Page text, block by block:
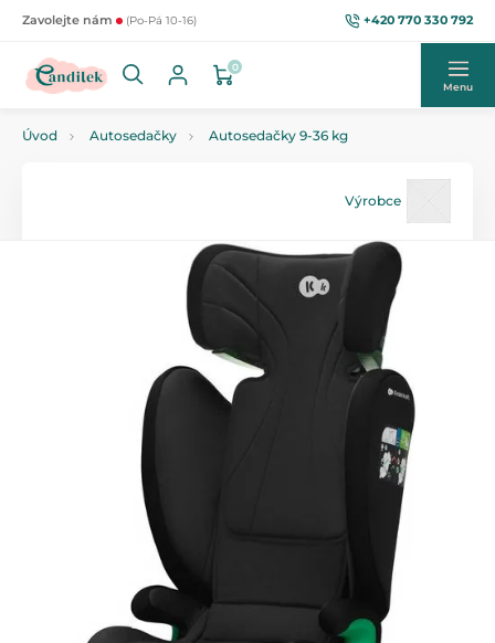
Zavolejte nám (Po-Pá 10-16) +420 770 330 792
0
Menu
Úvod Autosedačky Autosedačky 9-36 kg
Výrobce